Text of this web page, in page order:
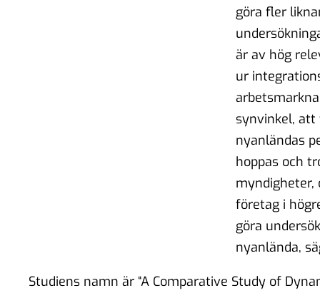
göra fler
är av hög
ur
synvinkel, att
nyanländas
hoppas och
myndigheter,
företag i
göra
nyanlända,
Studiens namn är “A Comparative Study of